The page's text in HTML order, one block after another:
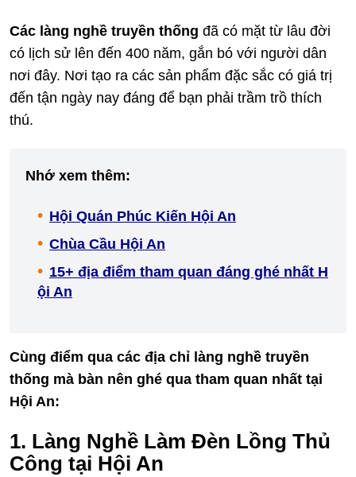
Các làng nghề truyền thống đã có mặt từ lâu đời
có lịch sử lên đến 400 năm, gắn bó với người dân
nơi đây. Nơi tạo ra các sản phẩm đặc sắc có giá trị
đến tận ngày nay đáng để bạn phải trầm trồ thích
thú.
Nhớ xem thêm:
Hội Quán Phúc Kiến Hội An
Chùa Cầu Hội An
15+ địa điểm tham quan đáng ghé nhất H
ội An
Cùng điểm qua các địa chỉ làng nghề truyền
thống mà bàn nên ghé qua tham quan nhất tại
Hội An:
1. Làng Nghề Làm Đèn Lồng Thủ
Công tại Hội An